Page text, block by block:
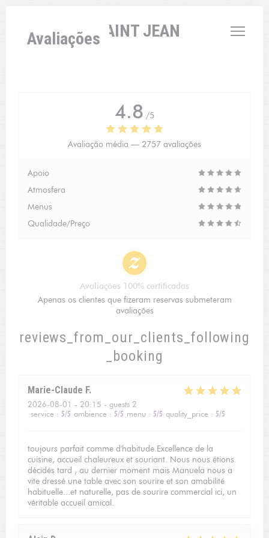
L'AUBERGE SAINT JEAN
Avaliações
reviews_from_our_clients_following
_booking
Marie-Claude F
2026-08-01 - 20:15 - guests 2
service : 5/5 ambience : 5/5 menu : 5/5 quality_price : 5/5
toujours parfait comme d'habitude.Excellence de la
cuisine, accueil chaleureux et souriant. Nous nous étions
décidés tard , au dernier moment mais Manuela nous a
vite dressé une table avec son sourire et son amabilité
habituelle...et naturelle, pas de sourire commercial ici, un
véritable accueil amical.
4.8 /5
Avaliação média — 2757 avaliações
Apoio
Atmosfera
Menus
Qualidade/Preço
Avaliações 100% certificadas
Apenas os clientes que fizeram reservas submeteram
avaliações